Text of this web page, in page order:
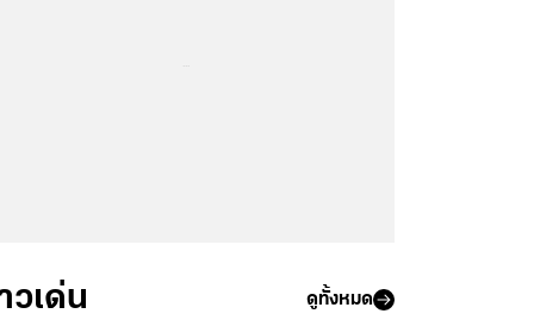
วเด่น ดูทั้งหมด